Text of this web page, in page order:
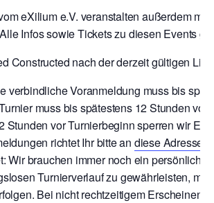
eXilium e.V. veranstalten außerdem
Infos sowie Tickets zu diesen Events
Constructed nach der derzeit gültigen
verbindliche Voranmeldung muss bis
muss bis spätestens 12 Stunden
Stunden vor Turnierbeginn sperren wir
richtet Ihr bitte an diese Adresse
Wir brauchen immer noch ein
Turnierverlauf zu gewährleisten,
Bei nicht rechtzeitigem Erscheinen